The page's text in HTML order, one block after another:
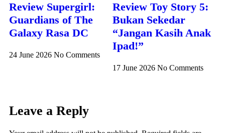
Review Supergirl:
Guardians of The
Galaxy Rasa DC
24 June 2026 No Comments
Review Toy Story 5:
Bukan Sekedar
“Jangan Kasih Anak
Ipad!”
17 June 2026 No Comments
Leave a Reply